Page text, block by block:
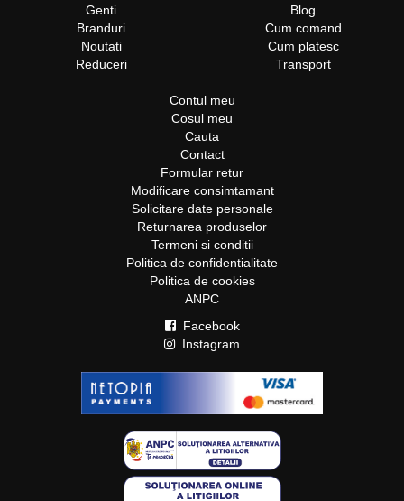
Genti
Branduri
Noutati
Reduceri
Blog
Cum comand
Cum platesc
Transport
Contul meu
Cosul meu
Cauta
Contact
Formular retur
Modificare consimtamant
Solicitare date personale
Returnarea produselor
Termeni si conditii
Politica de confidentialitate
Politica de cookies
ANPC
Facebook
Instagram